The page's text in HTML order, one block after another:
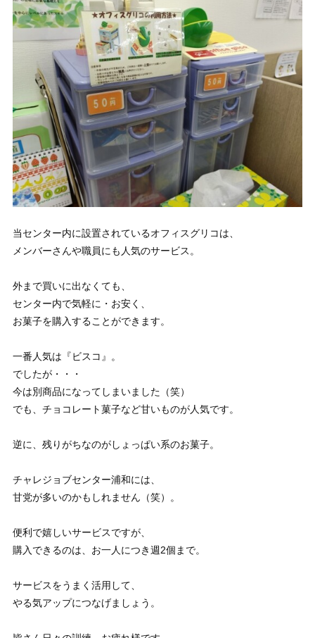
当センター内に設置されているオフィスグリコは、
メンバーさんや職員にも人気のサービス。
外まで買いに出なくても、
センター内で気軽に・お安く、
お菓子を購入することができます。
一番人気は『ビスコ』。
でしたが・・・
今は別商品になってしまいました（笑）
でも、チョコレート菓子など甘いものが人気です。
逆に、残りがちなのがしょっぱい系のお菓子。
チャレジョブセンター浦和には、
甘党が多いのかもしれません（笑）。
便利で嬉しいサービスですが、
購入できるのは、お一人につき週2個まで。
サービスをうまく活用して、
やる気アップにつなげましょう。